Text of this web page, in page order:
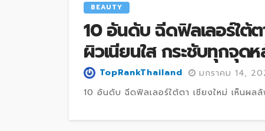
BEAUTY
10 อันดับ ฉีดฟิลเลอร์ใต้
ผิวเนียนใส กระชับทุกจุด
TopRankThailand
มกราคม 14,
10 อันดับ ฉีดฟิลเลอร์ใต้ตา เชียงใหม่ เห็นผลลั